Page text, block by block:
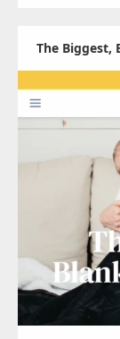
The Biggest,
Detail